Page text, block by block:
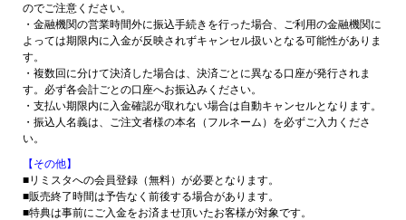
のでご注意ください。
・金融機関の営業時間外に振込手続きを行った場合、ご利用の金融機関に
よっては期限内に入金が反映されずキャンセル扱いとなる可能性がありま
す。
・複数回に分けて決済した場合は、決済ごとに異なる口座が発行されま
す。必ず各会計ごとの口座へお振込みください。
・支払い期限内に入金確認が取れない場合は自動キャンセルとなります。
・振込人名義は、ご注文者様の本名（フルネーム）を必ずご入力くださ
い。
【その他】
■リミスタへの会員登録（無料）が必要となります。
■販売終了時間は予告なく前後する場合があります。
■特典は事前にご入金をお済ませ頂いたお客様が対象です。